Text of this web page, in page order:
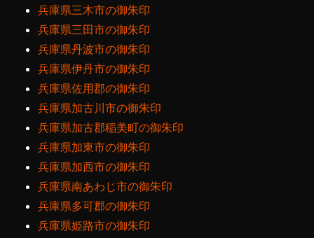
兵庫県三木市の御朱印
兵庫県三田市の御朱印
兵庫県丹波市の御朱印
兵庫県伊丹市の御朱印
兵庫県佐用郡の御朱印
兵庫県加古川市の御朱印
兵庫県加古郡稲美町の御朱印
兵庫県加東市の御朱印
兵庫県加西市の御朱印
兵庫県南あわじ市の御朱印
兵庫県多可郡の御朱印
兵庫県姫路市の御朱印